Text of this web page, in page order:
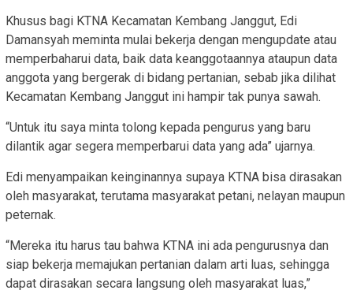
Khusus bagi KTNA Kecamatan Kembang Janggut, Edi
Damansyah meminta mulai bekerja dengan mengupdate atau
memperbaharui data, baik data keanggotaannya ataupun data
anggota yang bergerak di bidang pertanian, sebab jika dilihat
Kecamatan Kembang Janggut ini hampir tak punya sawah.
“Untuk itu saya minta tolong kepada pengurus yang baru
dilantik agar segera memperbarui data yang ada” ujarnya.
Edi menyampaikan keinginannya supaya KTNA bisa dirasakan
oleh masyarakat, terutama masyarakat petani, nelayan maupun
peternak.
“Mereka itu harus tau bahwa KTNA ini ada pengurusnya dan
siap bekerja memajukan pertanian dalam arti luas, sehingga
dapat dirasakan secara langsung oleh masyarakat luas,”